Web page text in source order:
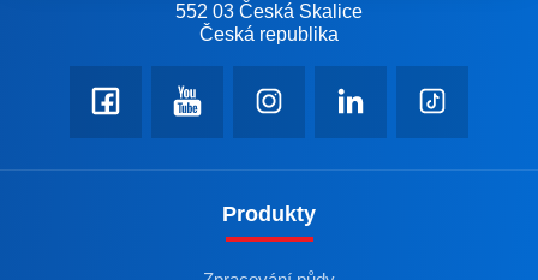
552 03 Česká Skalice
Česká republika
Produkty